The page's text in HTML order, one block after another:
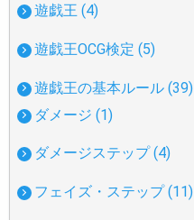
遊戯王 (4)
遊戯王OCG検定 (5)
遊戯王の基本ルール (39)
ダメージ (1)
ダメージステップ (4)
フェイズ・ステップ (11)